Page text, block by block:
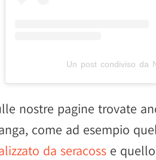
Un post condiviso
nostre pagine trovate
come ad esempio
da seracoss e